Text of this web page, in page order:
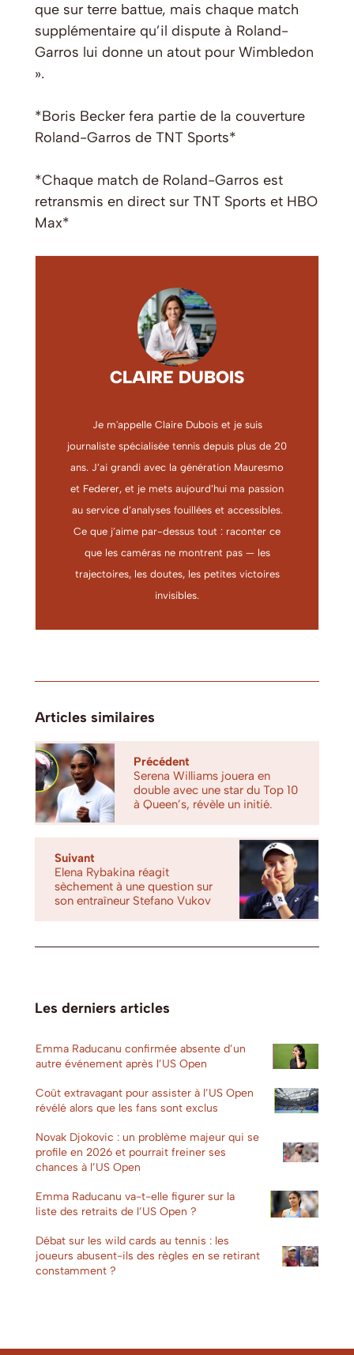
que sur terre battue, mais chaque match
supplémentaire qu’il dispute à Roland-
Garros lui donne un atout pour Wimbledon
».
*Boris Becker fera partie de la couverture
Roland-Garros de TNT Sports*
*Chaque match de Roland-Garros est
retransmis en direct sur TNT Sports et HBO
Max*
CLAIRE DUBOIS
Je m'appelle Claire Dubois et je suis
journaliste spécialisée tennis depuis plus de 20
ans. J’ai grandi avec la génération Mauresmo
et Federer, et je mets aujourd’hui ma passion
au service d’analyses fouillées et accessibles.
Ce que j’aime par-dessus tout : raconter ce
que les caméras ne montrent pas — les
trajectoires, les doutes, les petites victoires
invisibles.
Articles similaires
Précédent
Serena Williams jouera en
double avec une star du Top 10
à Queen’s, révèle un initié.
Suivant
Elena Rybakina réagit
sèchement à une question sur
son entraîneur Stefano Vukov
Les derniers articles
Emma Raducanu confirmée absente d’un
autre événement après l’US Open
Coût extravagant pour assister à l’US Open
révélé alors que les fans sont exclus
Novak Djokovic : un problème majeur qui se
profile en 2026 et pourrait freiner ses
chances à l’US Open
Emma Raducanu va-t-elle figurer sur la
liste des retraits de l’US Open ?
Débat sur les wild cards au tennis : les
joueurs abusent-ils des règles en se retirant
constamment ?